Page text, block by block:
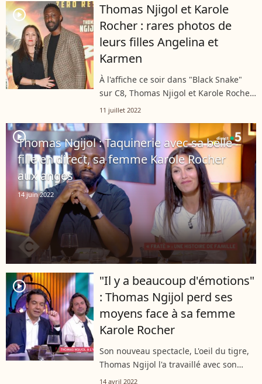
et sa belle-fille Gina, dont le...
player2
Thomas Njigol et Karole
Rocher : rares photos de
leurs filles Angelina et
Karmen
À l'affiche ce soir dans "Black Snake"
sur C8, Thomas Njigol et Karole Rocher
sont partenaires à l'écran mais
couple. Ils sont notamment parents
de...
11 juillet 2022
player2
Thomas Ngijol : Taquinerie avec sa belle-
fille en direct, sa femme Karole Rocher
aux anges
14 juin 2022
player2
"Il y a beaucoup d'émotions"
: Thomas Ngijol perd ses
moyens face à sa femme
Karole Rocher
Son nouveau spectacle, L'oeil du tigre,
Thomas Ngijol l'a travaillé avec son
épouse Karole Rocher. Une
14 avril 2022